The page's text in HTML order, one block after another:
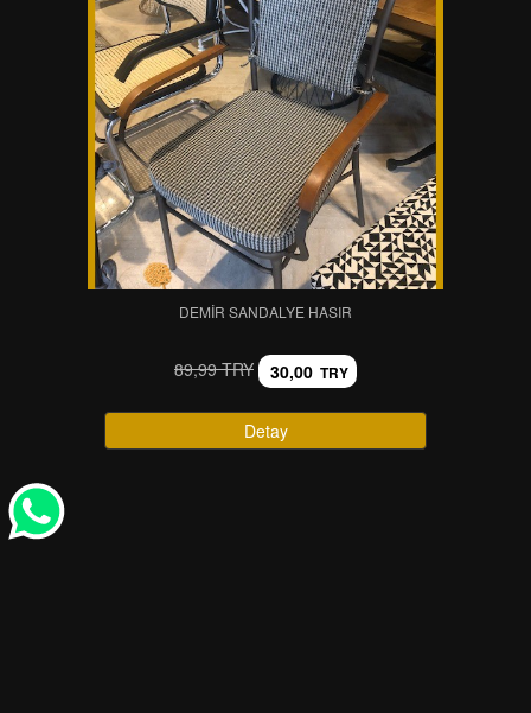
DEMIR SANDALYE HASIR
89,99 TRY 30,00 TRY
Detay